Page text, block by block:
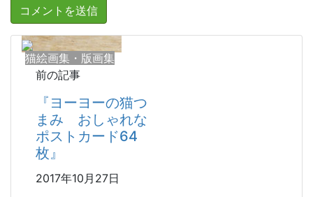
猫絵画集・版画集
前の記事
『ヨーヨーの猫つ
まみ おしゃれな
ポストカード64
枚』
2017年10月27日